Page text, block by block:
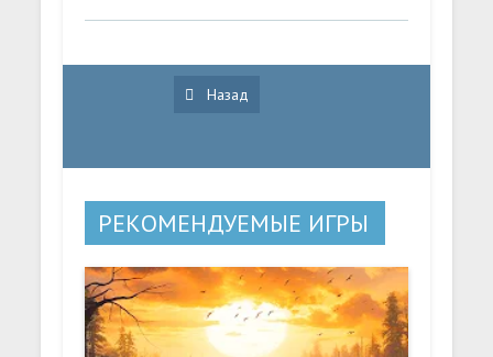
Назад
РЕКОМЕНДУЕМЫЕ ИГРЫ